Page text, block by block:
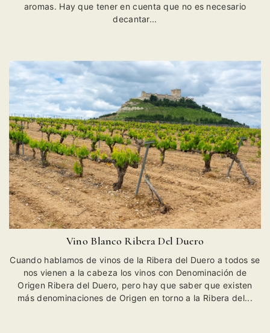
aromas. Hay que tener en cuenta que no es necesario
decantar...
Vino Blanco Ribera Del Duero
Cuando hablamos de vinos de la Ribera del Duero a todos se
nos vienen a la cabeza los vinos con Denominación de
Origen Ribera del Duero, pero hay que saber que existen
más denominaciones de Origen en torno a la Ribera del...